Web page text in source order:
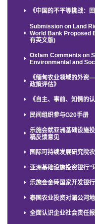
《中国的不平等挑战：
Submission on Land
World Bank Proposed
有英文版)
Oxfam Comments on
Environmental and
《缅甸农业领域的外资
政策评估》
《自主、事前、知情的
民间组织参与G20手册
乐施会就亚洲基础设施
稿反馈意见
国际可持续发展研究院
亚洲基础设施投资银行“
乐施会金砖国家开发银
泰国农业投资对湄公河
全面认识企业社会责任